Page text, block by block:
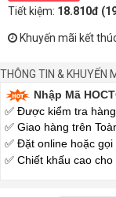
Tiết kiệm: 18.810đ
Khuyến mãi kết
THÔNG TIN & KHUYẾN
Nhập Mã
✅ Được kiểm tra
✅ Giao hàng trên
✅ Đặt online hoặc gọi
✅ Chiết khấu cao